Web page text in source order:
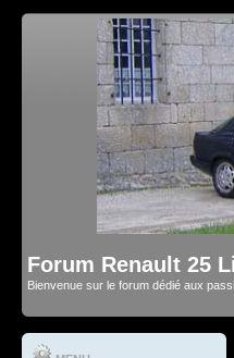
Forum Renault 25
Bienvenue sur le forum dédié aux